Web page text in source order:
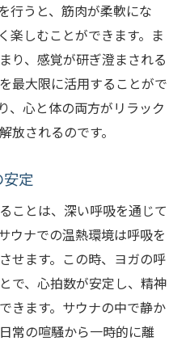
行うと、筋肉が柔軟にな
楽しむことができます。ま
り、感覚が研ぎ澄まされる
最大限に活用することがで
、心と体の両方がリラック
放されるのです。
定
ことは、深い呼吸を通じて
ウナでの温熱環境は呼吸を
せます。この時、ヨガの呼
で、心拍数が安定し、精神
きます。サウナの中で静か
常の喧騒から一時的に離